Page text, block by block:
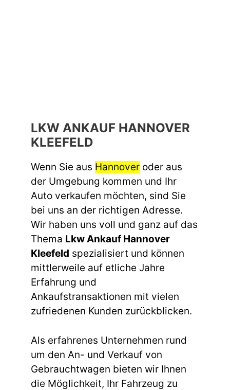
LKW ANKAUF HANNOVER
KLEEFELD
Wenn Sie aus Hannover oder aus
der Umgebung kommen und Ihr
Auto verkaufen möchten, sind Sie
bei uns an der richtigen Adresse.
Wir haben uns voll und ganz auf das
Thema Lkw Ankauf Hannover
Kleefeld spezialisiert und können
mittlerweile auf etliche Jahre
Erfahrung und
Ankaufstransaktionen mit vielen
zufriedenen Kunden zurückblicken.
Als erfahrenes Unternehmen rund
um den An- und Verkauf von
Gebrauchtwagen bieten wir Ihnen
die Möglichkeit, Ihr Fahrzeug zu